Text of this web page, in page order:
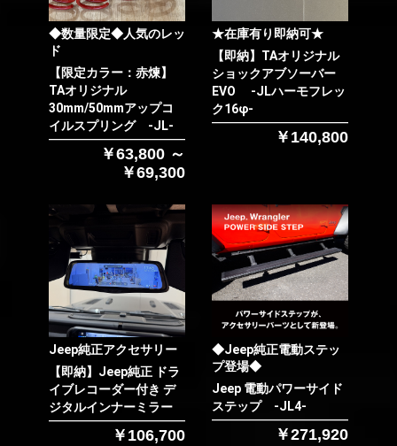
お買い物を続ける カートへ進む
◆数量限定◆人気のレッ
ド
【限定カラー：赤煉】
TAオリジナル
30mm/50mmアップコ
イルスプリング -JL-
￥63,800 ～
￥69,300
★在庫有り即納可★
【即納】TAオリジナル
ショックアブソーバー
EVO -JLハーモフレッ
ク16φ-
￥140,800
Jeep純正アクセサリー
【即納】Jeep純正 ドラ
イブレコーダー付き デ
ジタルインナーミラー
￥106,700
◆Jeep純正電動ステッ
プ登場◆
Jeep 電動パワーサイド
ステップ -JL4-
￥271,920